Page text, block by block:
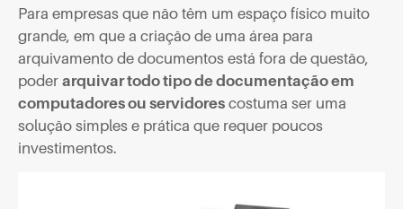
Para empresas que não têm um espaço físico muito
grande, em que a criação de uma área para
arquivamento de documentos está fora de questão,
poder arquivar todo tipo de documentação em
computadores ou servidores costuma ser uma
solução simples e prática que requer poucos
investimentos.